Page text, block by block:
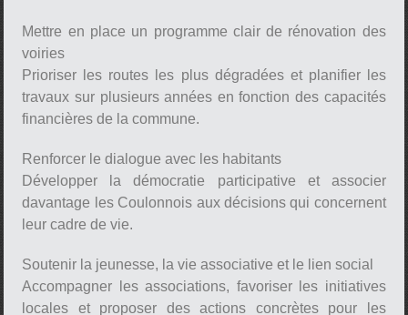
Mettre en place un programme clair de rénovation des
voiries
Prioriser les routes les plus dégradées et planifier les
travaux sur plusieurs années en fonction des capacités
financières de la commune.
Renforcer le dialogue avec les habitants
Développer la démocratie participative et associer
davantage les Coulonnois aux décisions qui concernent
leur cadre de vie.
Soutenir la jeunesse, la vie associative et le lien social
Accompagner les associations, favoriser les initiatives
locales et proposer des actions concrètes pour les